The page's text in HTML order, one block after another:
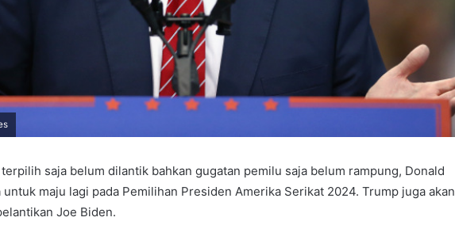
saja belum dilantik bahkan gugatan pemilu saja belum rampung, Donald
maju lagi pada Pemilihan Presiden Amerika Serikat 2024. Trump juga akan
Joe Biden.